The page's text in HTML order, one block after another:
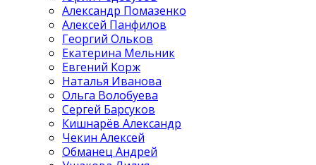
Александр Помазенко
Алексей Панфилов
Георгий Ольков
Екатерина Мельник
Евгений Корж
Наталья Иванова
Ольга Волобуева
Сергей Барсуков
Кишнарёв Александр
Чекин Алексей
Обманец Андрей